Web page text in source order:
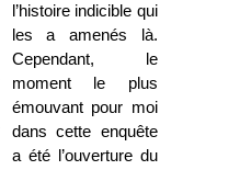
l’histoire indicible qui
les a amenés là.
Cependant, le
moment le plus
émouvant pour moi
dans cette enquête
a été l’ouverture du